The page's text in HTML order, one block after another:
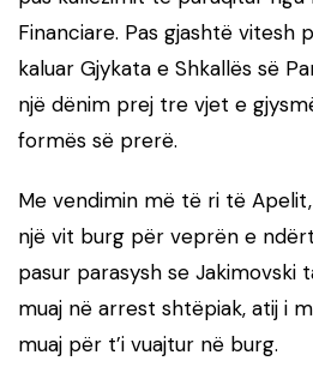
Financiare. Pas gjashtë vitesh
kaluar Gjykata e Shkallës së
një dënim prej tre vjet e
formës së prerë.
Me vendimin më të ri të
një vit burg për veprën e
pasur parasysh se Jakimovski
muaj në arrest shtëpiak, atij i
muaj për t’i vuajtur në burg.